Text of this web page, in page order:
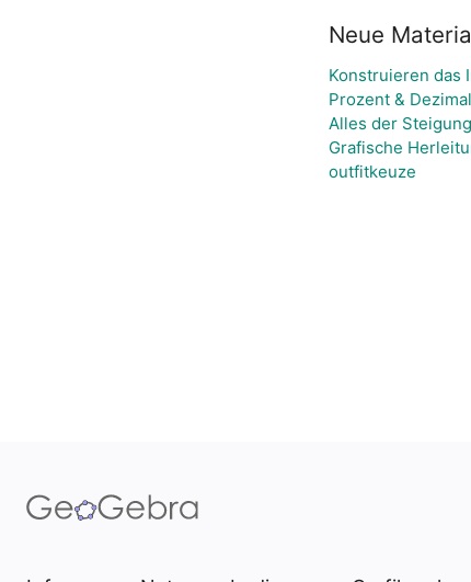
Neue
Konstruieren das
Prozent &
Alles der
Grafische
outfitkeuze